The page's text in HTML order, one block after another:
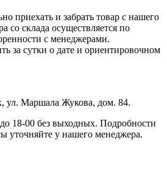
приехать и забрать товар с нашего
со склада осуществляется по
с менеджерами.
за сутки о дате и ориентировочном
ул. Маршала Жукова, дом. 84.
18-00 без выходных. Подробности
уточняйте у нашего менеджера.